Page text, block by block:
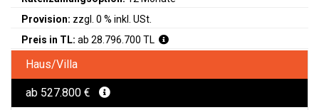
Provision: zzgl. 0 % inkl. USt.
Preis in TL: ab 28.796.700 TL
Haus/Villa
ab 527.800 €